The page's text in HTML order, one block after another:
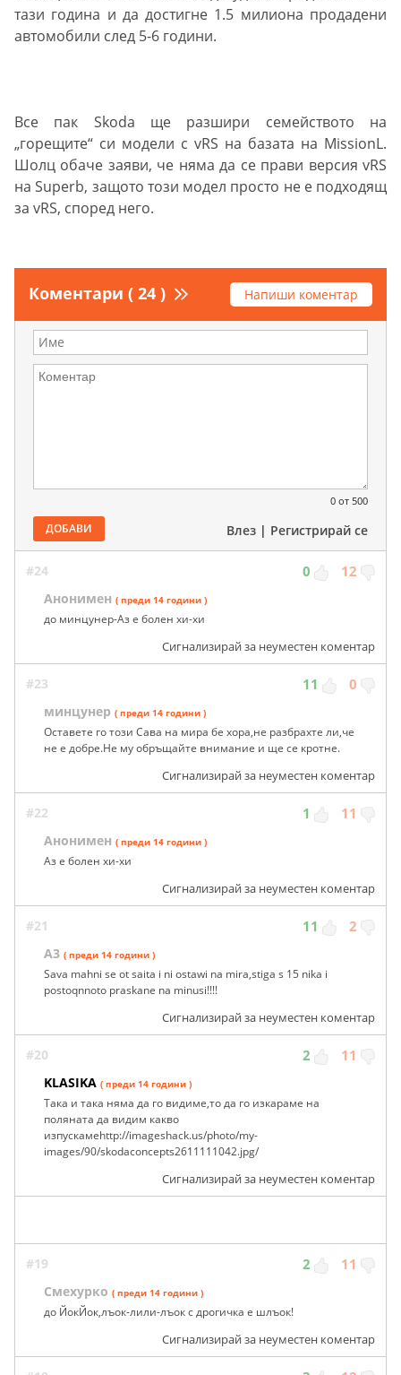
тази година и да достигне 1.5 милиона продадени
автомобили след 5-6 години.
Все пак Skoda ще разшири семейството на
„горещите“ си модели с vRS на базата на MissionL.
Шолц обаче заяви, че няма да се прави версия vRS
на Superb, защото този модел просто не е подходящ
за vRS, според него.
Коментари ( 24 ) Напиши коментар
0 от 500
ДОБАВИ Влез | Регистрирай се
#24 0 12
Анонимен ( преди 14 години )
до минцунер-Аз е болен хи-хи
Сигнализирай за неуместен коментар
#23 11 0
минцунер ( преди 14 години )
Оставете го този Сава на мира бе хора,не разбрахте ли,че
не е добре.Не му обръщайте внимание и ще се кротне.
Сигнализирай за неуместен коментар
#22 1 11
Анонимен ( преди 14 години )
Аз е болен хи-хи
Сигнализирай за неуместен коментар
#21 11 2
A3 ( преди 14 години )
Sava mahni se ot saita i ni ostawi na mira,stiga s 15 nika i
postoqnnoto praskane na minusi!!!!
Сигнализирай за неуместен коментар
#20 2 11
KLASIKA ( преди 14 години )
Така и така няма да го видиме,то да го изкараме на
поляната да видим какво
изпускамеhttp://imageshack.us/photo/my-
images/90/skodaconcepts2611111042.jpg/
Сигнализирай за неуместен коментар
#19 2 11
Смехурко ( преди 14 години )
до ЙокЙок,лъок-лили-лъок с дрогичка е шлъок!
Сигнализирай за неуместен коментар